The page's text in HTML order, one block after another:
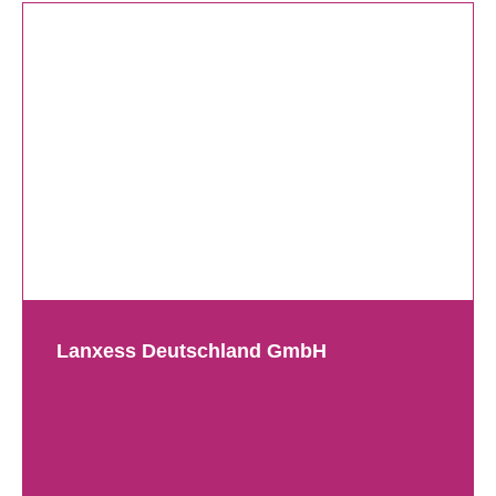
Lanxess Deutschland GmbH